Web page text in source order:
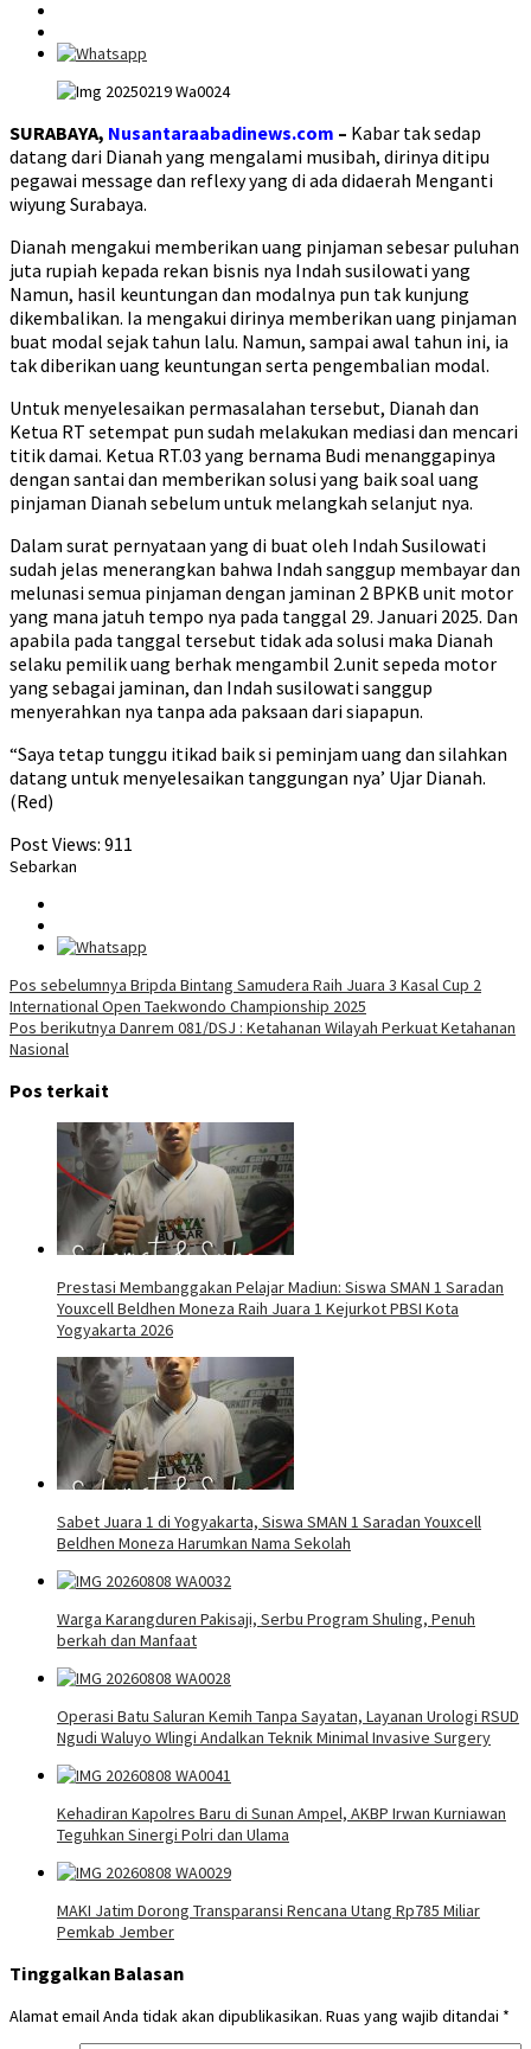
SURABAYA, Nusantaraabadinews.com – Kabar tak sedap
datang dari Dianah yang mengalami musibah, dirinya ditipu
pegawai message dan reflexy yang di ada didaerah Menganti
wiyung Surabaya.
Dianah mengakui memberikan uang pinjaman sebesar puluhan
juta rupiah kepada rekan bisnis nya Indah susilowati yang
Namun, hasil keuntungan dan modalnya pun tak kunjung
dikembalikan. Ia mengakui dirinya memberikan uang pinjaman
buat modal sejak tahun lalu. Namun, sampai awal tahun ini, ia
tak diberikan uang keuntungan serta pengembalian modal.
Untuk menyelesaikan permasalahan tersebut, Dianah dan
Ketua RT setempat pun sudah melakukan mediasi dan mencari
titik damai. Ketua RT.03 yang bernama Budi menanggapinya
dengan santai dan memberikan solusi yang baik soal uang
pinjaman Dianah sebelum untuk melangkah selanjut nya.
Dalam surat pernyataan yang di buat oleh Indah Susilowati
sudah jelas menerangkan bahwa Indah sanggup membayar dan
melunasi semua pinjaman dengan jaminan 2 BPKB unit motor
yang mana jatuh tempo nya pada tanggal 29. Januari 2025. Dan
apabila pada tanggal tersebut tidak ada solusi maka Dianah
selaku pemilik uang berhak mengambil 2.unit sepeda motor
yang sebagai jaminan, dan Indah susilowati sanggup
menyerahkan nya tanpa ada paksaan dari siapapun.
“Saya tetap tunggu itikad baik si peminjam uang dan silahkan
datang untuk menyelesaikan tanggungan nya’ Ujar Dianah.
(Red)
Post Views: 911
Sebarkan
Navigasi
pos
Pos sebelumnya Bripda Bintang Samudera Raih Juara 3 Kasal Cup 2
International Open Taekwondo Championship 2025
Pos berikutnya Danrem 081/DSJ : Ketahanan Wilayah Perkuat Ketahanan
Nasional
Pos terkait
Prestasi Membanggakan Pelajar Madiun: Siswa SMAN 1 Saradan
Youxcell Beldhen Moneza Raih Juara 1 Kejurkot PBSI Kota
Yogyakarta 2026
Sabet Juara 1 di Yogyakarta, Siswa SMAN 1 Saradan Youxcell
Beldhen Moneza Harumkan Nama Sekolah
Warga Karangduren Pakisaji, Serbu Program Shuling, Penuh
berkah dan Manfaat
Operasi Batu Saluran Kemih Tanpa Sayatan, Layanan Urologi RSUD
Ngudi Waluyo Wlingi Andalkan Teknik Minimal Invasive Surgery
Kehadiran Kapolres Baru di Sunan Ampel, AKBP Irwan Kurniawan
Teguhkan Sinergi Polri dan Ulama
MAKI Jatim Dorong Transparansi Rencana Utang Rp785 Miliar
Pemkab Jember
Tinggalkan Balasan
Alamat email Anda tidak akan dipublikasikan. Ruas yang wajib ditandai *